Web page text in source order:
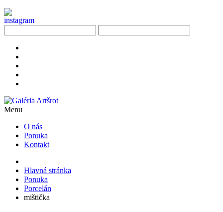
Menu
O nás
Ponuka
Kontakt
Hlavná stránka
Ponuka
Porcelán
mištička